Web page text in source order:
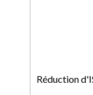
Réduction